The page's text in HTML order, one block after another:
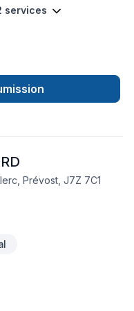
services
Prévost, J7Z 7C1